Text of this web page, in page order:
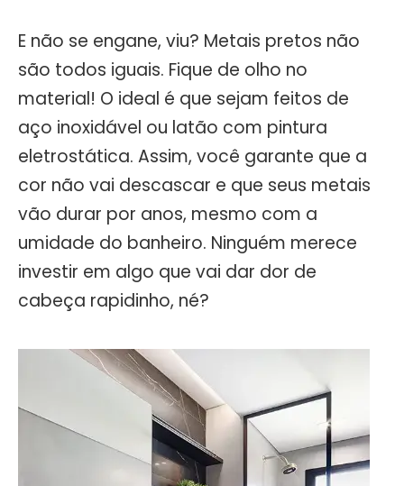
E não se engane, viu? Metais pretos não
são todos iguais. Fique de olho no
material! O ideal é que sejam feitos de
aço inoxidável ou latão com pintura
eletrostática. Assim, você garante que a
cor não vai descascar e que seus metais
vão durar por anos, mesmo com a
umidade do banheiro. Ninguém merece
investir em algo que vai dar dor de
cabeça rapidinho, né?